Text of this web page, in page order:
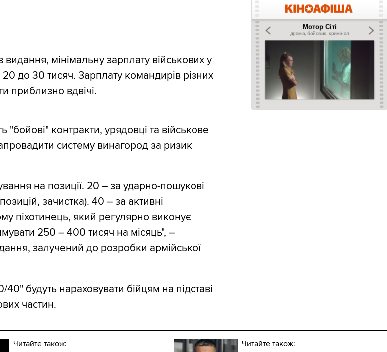
мінімальну зарплату військових у
до 30 тисяч. Зарплату командирів різних
приблизно вдвічі.
"бойові" контракти, урядовці та військове
систему винагород за ризик
на позиції. 20 – за ударно-пошукові
зачистка). 40 – за активні
піхотинець, який регулярно виконує
250 – 400 тисяч на місяць", –
залучений до розробки армійської
будуть нараховувати бійцям на підставі
частин.
Читайте також:
Читайте також: